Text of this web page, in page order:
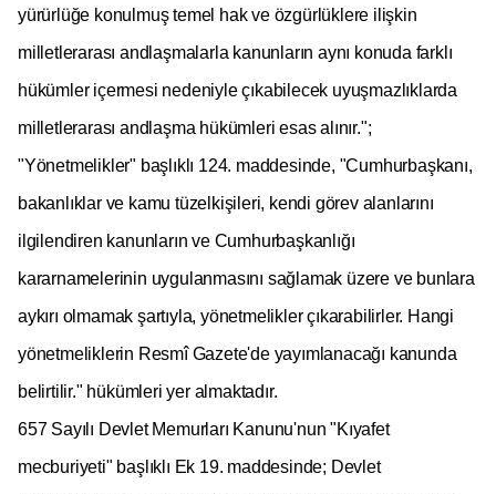
yürürlüğe konulmuş temel hak ve özgürlüklere ilişkin
milletlerarası andlaşmalarla kanunların aynı konuda farklı
hükümler içermesi nedeniyle çıkabilecek uyuşmazlıklarda
milletlerarası andlaşma hükümleri esas alınır.";
"Yönetmelikler" başlıklı 124. maddesinde, "Cumhurbaşkanı,
bakanlıklar ve kamu tüzelkişileri, kendi görev alanlarını
ilgilendiren kanunların ve Cumhurbaşkanlığı
kararnamelerinin uygulanmasını sağlamak üzere ve bunlara
aykırı olmamak şartıyla, yönetmelikler çıkarabilirler. Hangi
yönetmeliklerin Resmî Gazete'de yayımlanacağı kanunda
belirtilir." hükümleri yer almaktadır.
657 Sayılı Devlet Memurları Kanunu'nun "Kıyafet
mecburiyeti" başlıklı Ek 19. maddesinde; Devlet